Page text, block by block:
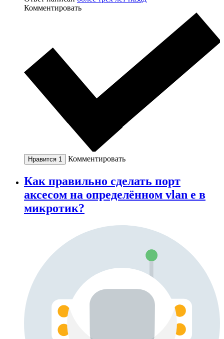
Комментировать
Нравится 1 Комментировать
Как правильно сделать порт
аксесом на определённом vlan е в
микротик?